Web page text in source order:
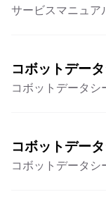
サービスマニュア
コボットデー
コボットデータシ
コボットデー
コボットデータシ